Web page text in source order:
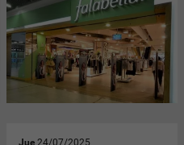
Jue 24/07/2025